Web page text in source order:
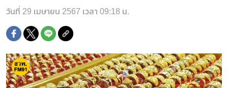
วันที่ 29 เมษายน 2567 เวลา 09:18 น.